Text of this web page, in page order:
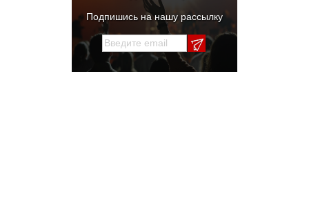
Подпишись на нашу рассылку